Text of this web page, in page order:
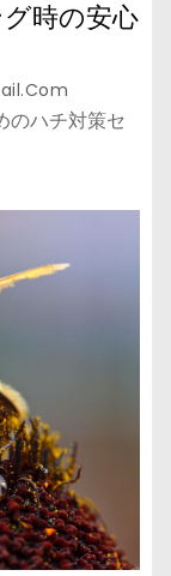
時の安心
のハチ対策セ